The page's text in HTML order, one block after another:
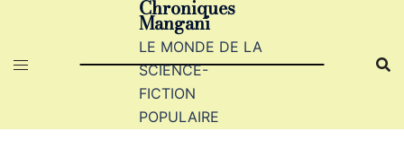
contenu
Chroniques
Mangani
LE MONDE DE LA
SCIENCE-
FICTION
POPULAIRE